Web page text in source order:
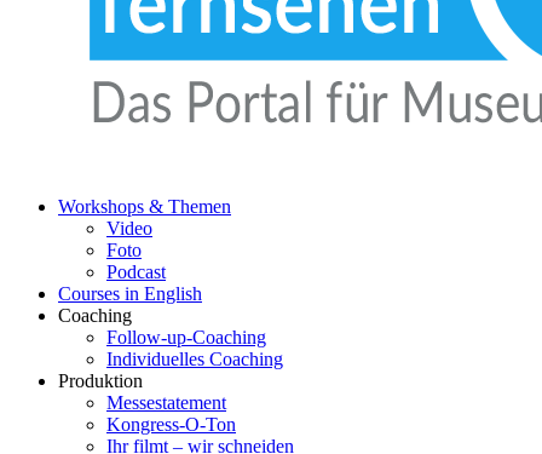
Workshops & Themen
Video
Foto
Podcast
Courses in English
Coaching
Follow-up-Coaching
Individuelles Coaching
Produktion
Messestatement
Kongress-O-Ton
Ihr filmt – wir schneiden